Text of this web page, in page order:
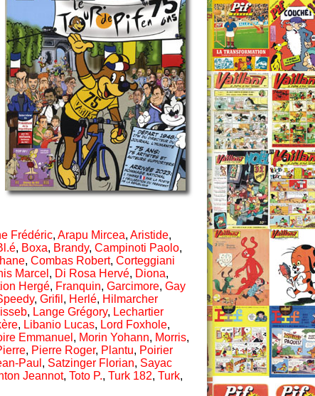
Frédéric, Arapu Mircea, Aristide,
, Boxa, Brandy, Campinoti Paolo,
, Combas Robert, Corteggiani
Marcel , Di Rosa Hervé, Diona,
Hergé, Franquin, Garcimore, Gay
, Grifil , Herlé, Hilmarcher
, Lange Grégory, Lechartier
, Libanio Lucas, Lord Foxhole,
Emmanuel , Morin Yohann, Morris,
, Pierre Roger, Plantu, Poirier
Paul , Satzinger Florian, Sayac
Jeannot, Toto P., Turk 182, Turk,